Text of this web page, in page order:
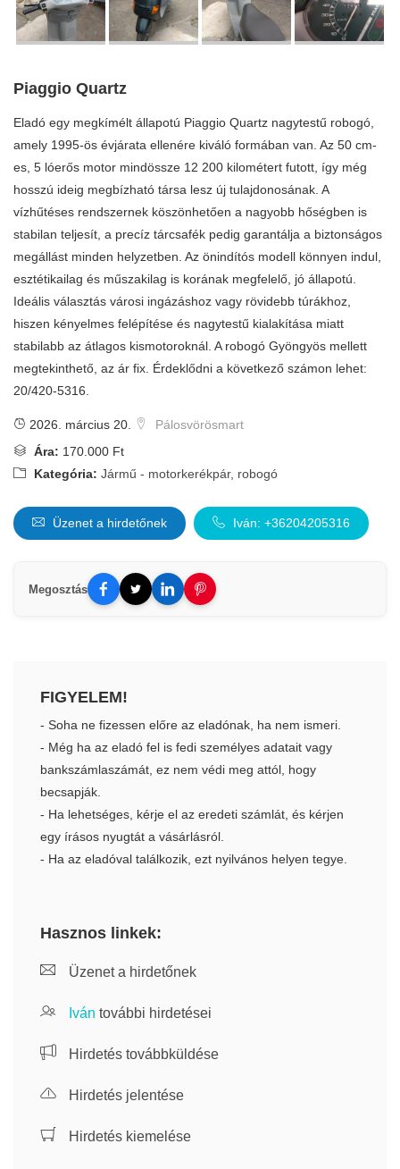
Piaggio Quartz
Eladó egy megkímélt állapotú Piaggio Quartz nagytestű robogó,
amely 1995-ös évjárata ellenére kiváló formában van. Az 50 cm-
es, 5 lóerős motor mindössze 12 200 kilométert futott, így még
hosszú ideig megbízható társa lesz új tulajdonosának. A
vízhűtéses rendszernek köszönhetően a nagyobb hőségben is
stabilan teljesít, a precíz tárcsafék pedig garantálja a biztonságos
megállást minden helyzetben. Az önindítós modell könnyen indul,
esztétikailag és műszakilag is korának megfelelő, jó állapotú.
Ideális választás városi ingázáshoz vagy rövidebb túrákhoz,
hiszen kényelmes felépítése és nagytestű kialakítása miatt
stabilabb az átlagos kismotoroknál. A robogó Gyöngyös mellett
megtekinthető, az ár fix. Érdeklődni a következő számon lehet:
20/420-5316.
2026. március 20.
Pálosvörösmart
Ára: 170.000 Ft
Kategória: Jármű - motorkerékpár, robogó
Üzenet a hirdetőnek Iván: +36204205316
Megosztás
FIGYELEM!
- Soha ne fizessen előre az eladónak, ha nem ismeri.
- Még ha az eladó fel is fedi személyes adatait vagy
bankszámlaszámát, ez nem védi meg attól, hogy
becsapják.
- Ha lehetséges, kérje el az eredeti számlát, és kérjen
egy írásos nyugtát a vásárlásról.
- Ha az eladóval találkozik, ezt nyilvános helyen tegye.
Hasznos linkek:
Üzenet a hirdetőnek
Iván további hirdetései
Hirdetés továbbküldése
Hirdetés jelentése
Hirdetés kiemelése